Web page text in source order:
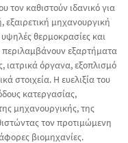
τον καθιστούν ιδανικό για
μηχανουργική
θερμοκρασίες και
εξαρτήματα
ιατρικά όργανα, εξοπλισμό
στοιχεία. Η ευελιξία του
κατεργασίας,
μηχανουργικής, της
τον προτιμώμενη
βιομηχανίες.